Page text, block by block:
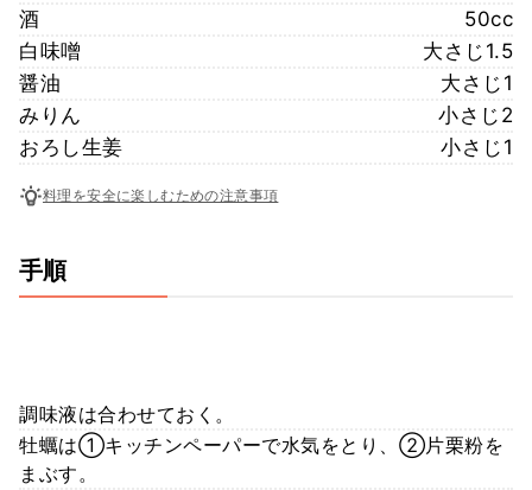
酒
50cc
白味噌
大さじ1.5
醤油
大さじ1
みりん
小さじ2
おろし生姜
小さじ1
料理を安全に楽しむための注意事項
手順
調味液は合わせておく。
牡蠣は①キッチンペーパーで水気をとり、②片栗粉を
まぶす。